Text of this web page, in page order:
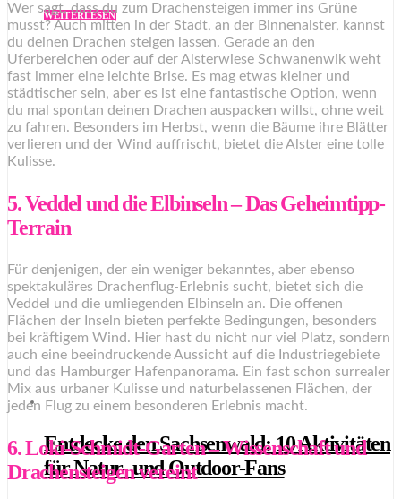
WEITERLESEN
Entdecke den Sachsenwald: 10 Aktivitäten
für Natur- und Outdoor-Fans
Wer sagt, dass du zum Drachensteigen immer ins Grüne
musst? Auch mitten in der Stadt, an der Binnenalster, kannst
du deinen Drachen steigen lassen. Gerade an den
Uferbereichen oder auf der Alsterwiese Schwanenwik weht
fast immer eine leichte Brise. Es mag etwas kleiner und
städtischer sein, aber es ist eine fantastische Option, wenn
du mal spontan deinen Drachen auspacken willst, ohne weit
zu fahren. Besonders im Herbst, wenn die Bäume ihre Blätter
verlieren und der Wind auffrischt, bietet die Alster eine tolle
Kulisse.
5. Veddel und die Elbinseln – Das Geheimtipp-
Terrain
Für denjenigen, der ein weniger bekanntes, aber ebenso
spektakuläres Drachenflug-Erlebnis sucht, bietet sich die
Veddel und die umliegenden Elbinseln an. Die offenen
Flächen der Inseln bieten perfekte Bedingungen, besonders
bei kräftigem Wind. Hier hast du nicht nur viel Platz, sondern
auch eine beeindruckende Aussicht auf die Industriegebiete
und das Hamburger Hafenpanorama. Ein fast schon surrealer
Mix aus urbaner Kulisse und naturbelassenen Flächen, der
jeden Flug zu einem besonderen Erlebnis macht.
6. Loki-Schmidt-Garten – Wissenschaft und
Drachensteigen vereint